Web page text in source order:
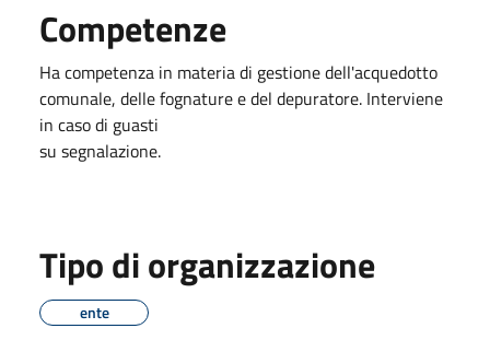
Competenze
Ha competenza in materia di gestione dell'acquedotto
comunale, delle fognature e del depuratore. Interviene
in caso di guasti
su segnalazione.
Tipo di organizzazione
ente